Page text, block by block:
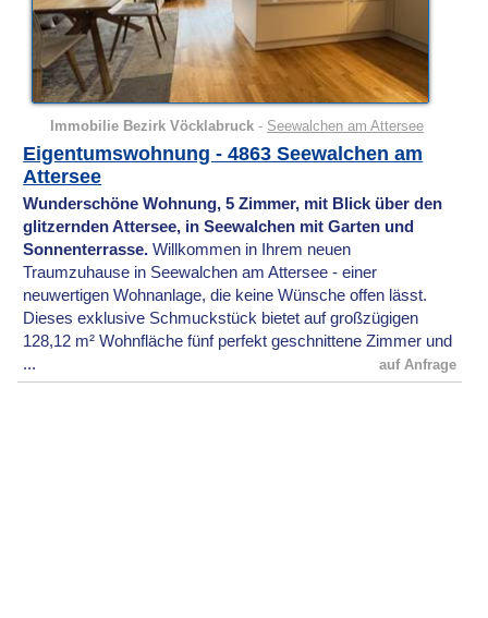
Immobilie Bezirk Vöcklabruck - Seewalchen am Attersee
Eigentumswohnung - 4863 Seewalchen am
Attersee
Wunderschöne Wohnung, 5 Zimmer, mit Blick über den
glitzernden Attersee, in Seewalchen mit Garten und
Sonnenterrasse. Willkommen in Ihrem neuen
Traumzuhause in Seewalchen am Attersee - einer
neuwertigen Wohnanlage, die keine Wünsche offen lässt.
Dieses exklusive Schmuckstück bietet auf großzügigen
128,12 m² Wohnfläche fünf perfekt geschnittene Zimmer und
...
auf Anfrage